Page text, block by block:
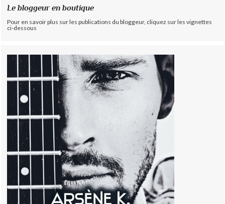
Le bloggeur en boutique
Pour en savoir plus sur les publications du bloggeur, cliquez sur les vignettes
ci-dessous